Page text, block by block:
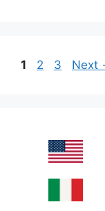
Page
1 Page
2 Page
3 Next